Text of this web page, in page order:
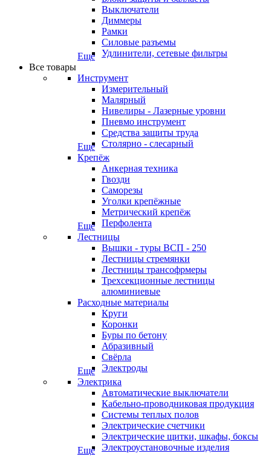
Выключатели
Диммеры
Рамки
Силовые разъемы
Удлинители, сетевые фильтры
Еще
Все товары
Инструмент
Измерительный
Малярный
Нивелиры - Лазерные уровни
Пневмо инструмент
Средства защиты труда
Столярно - слесарный
Еще
Крепёж
Анкерная техника
Гвозди
Саморезы
Уголки крепёжные
Метрический крепёж
Перфолента
Еще
Лестницы
Вышки - туры ВСП - 250
Лестницы стремянки
Лестницы трансофрмеры
Трехсекционные лестницы
алюминиевые
Расходные материалы
Круги
Коронки
Буры по бетону
Абразивный
Свёрла
Электроды
Еще
Электрика
Автоматические выключатели
Кабельно-проводниковая продукция
Системы теплых полов
Электрические счетчики
Электрические щитки, шкафы, боксы
Электроустановочные изделия
Еще